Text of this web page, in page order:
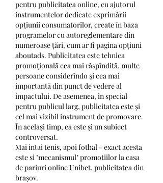
pentru publicitatea online, cu ajutorul
instrumentelor dedicate exprimării
opțiunii consumatorilor, create în baza
programelor cu autoreglementare din
numeroase țări, cum ar fi pagina opțiuni
aboutads. Publicitatea este tehnica
promoţională cea mai răspîndită, multe
persoane considerîndo şi cea mai
importantă din punct de vedere al
impactului. De asemenea, în special
pentru publicul larg, publicitatea este şi
cel mai vizibil instrument de promovare.
În acelaşi timp, ea este şi un subiect
controversat.
Mai intai tenis, apoi fotbal - exact acesta
este si "mecanismul" promotiilor la casa
de pariuri online Unibet, publicitatea din
brașov.